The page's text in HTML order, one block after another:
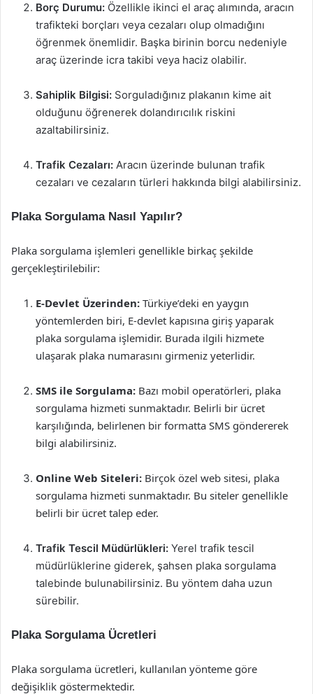
Borç Durumu: Özellikle ikinci el araç alımında, aracın
trafikteki borçları veya cezaları olup olmadığını
öğrenmek önemlidir. Başka birinin borcu nedeniyle
araç üzerinde icra takibi veya haciz olabilir.
Sahiplik Bilgisi: Sorguladığınız plakanın kime ait
olduğunu öğrenerek dolandırıcılık riskini
azaltabilirsiniz.
Trafik Cezaları: Aracın üzerinde bulunan trafik
cezaları ve cezaların türleri hakkında bilgi alabilirsiniz.
Plaka Sorgulama Nasıl Yapılır?
Plaka sorgulama işlemleri genellikle birkaç şekilde
gerçekleştirilebilir:
E-Devlet Üzerinden: Türkiye’deki en yaygın
yöntemlerden biri, E-devlet kapısına giriş yaparak
plaka sorgulama işlemidir. Burada ilgili hizmete
ulaşarak plaka numarasını girmeniz yeterlidir.
SMS ile Sorgulama: Bazı mobil operatörleri, plaka
sorgulama hizmeti sunmaktadır. Belirli bir ücret
karşılığında, belirlenen bir formatta SMS göndererek
bilgi alabilirsiniz.
Online Web Siteleri: Birçok özel web sitesi, plaka
sorgulama hizmeti sunmaktadır. Bu siteler genellikle
belirli bir ücret talep eder.
Trafik Tescil Müdürlükleri: Yerel trafik tescil
müdürlüklerine giderek, şahsen plaka sorgulama
talebinde bulunabilirsiniz. Bu yöntem daha uzun
sürebilir.
Plaka Sorgulama Ücretleri
Plaka sorgulama ücretleri, kullanılan yönteme göre
değişiklik göstermektedir.